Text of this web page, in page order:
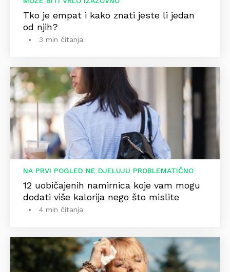
Tko je empat i kako znati jeste li jedan
od njih?
3 min čitanja
NA PRVI POGLED NE DJELUJU PROBLEMATIČNO
12 uobičajenih namirnica koje vam mogu
dodati više kalorija nego što mislite
4 min čitanja